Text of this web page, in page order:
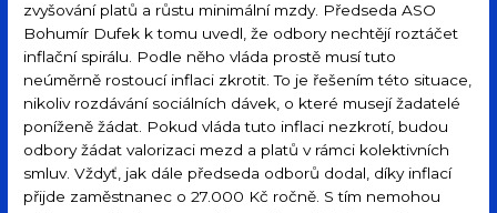
zvyšování platů a růstu minimální mzdy. Předseda ASO
Bohumír Dufek k tomu uvedl, že odbory nechtějí roztáčet
inflační spirálu. Podle něho vláda prostě musí tuto
neúměrně rostoucí inflaci zkrotit. To je řešením této situace,
nikoliv rozdávání sociálních dávek, o které musejí žadatelé
poníženě žádat. Pokud vláda tuto inflaci nezkrotí, budou
odbory žádat valorizaci mezd a platů v rámci kolektivních
smluv. Vždyť, jak dále předseda odborů dodal, díky inflací
přijde zaměstnanec o 27.000 Kč ročně. S tím nemohou